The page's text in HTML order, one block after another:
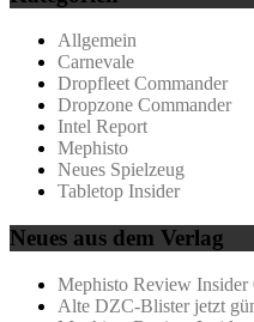
Allgemein
Carnevale
Dropfleet Commander
Dropzone Commander
Intel Report
Mephisto
Neues Spielzeug
Tabletop Insider
Neues aus dem Verlag
Mephisto Review Insider
Alte DZC-Blister jetzt